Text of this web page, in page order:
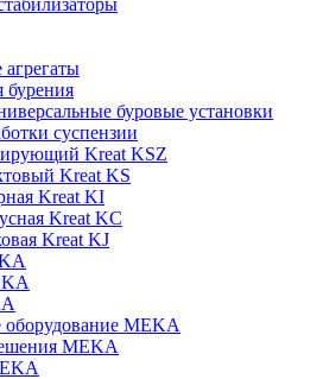
бурения
буровые установки
суспензии
Kreat KSZ
Kreat KS
Kreat KI
Kreat KC
Kreat KJ
MEKA
MEKA